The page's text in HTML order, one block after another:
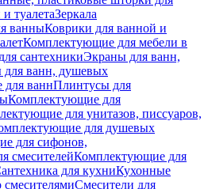
туалетаЗеркала
ванныКоврики для ванной и
Комплектующие для мебели в
сантехникиЭкраны для ванн,
ванн, душевых
ваннПлинтусы для
Комплектующие для
для унитазов, писсуаров,
для душевых
для сифонов,
смесителейКомплектующие для
для кухниКухонные
Смесители для